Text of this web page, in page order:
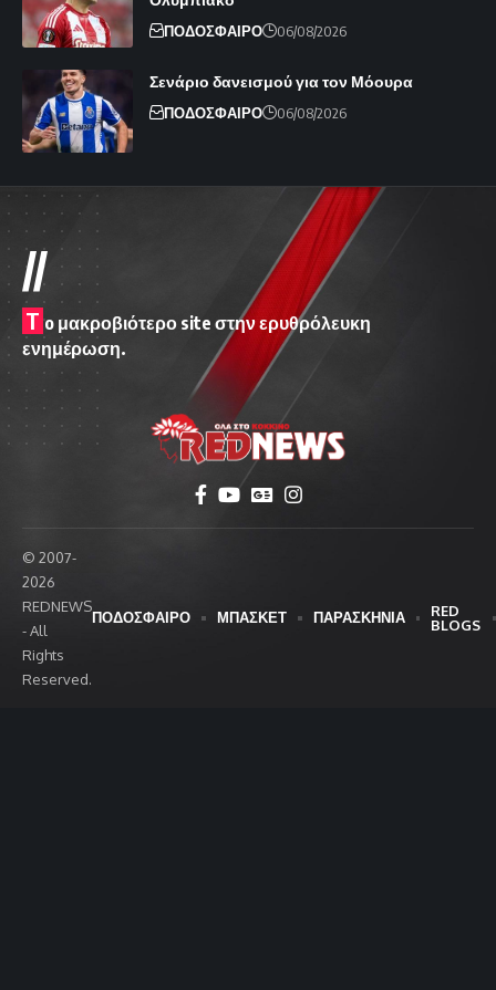
ΠΟΔΟΣΦΑΙΡΟ 06/08/2026
Σενάριο δανεισμού για τον Μόουρα
ΠΟΔΟΣΦΑΙΡΟ 06/08/2026
//
T o μακροβιότερο site στην ερυθρόλευκη
ενημέρωση.
© 2007-
2026
REDNEWS
- All
Rights
Reserved.
ΠΟΔΟΣΦΑΙΡΟ ΜΠΑΣΚΕΤ ΠΑΡΑΣΚΗΝΙΑ
RED
BLOGS